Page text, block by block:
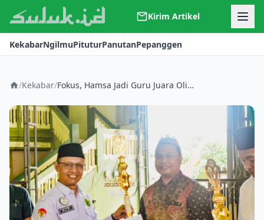
Kirim Artikel
Kerjasama
Kontak
KekabarNgilmuPituturPanutanPepanggen
/Kekabar/ Fokus, Hamsa Jadi Guru Juara Olimpiade Bahasa Arab